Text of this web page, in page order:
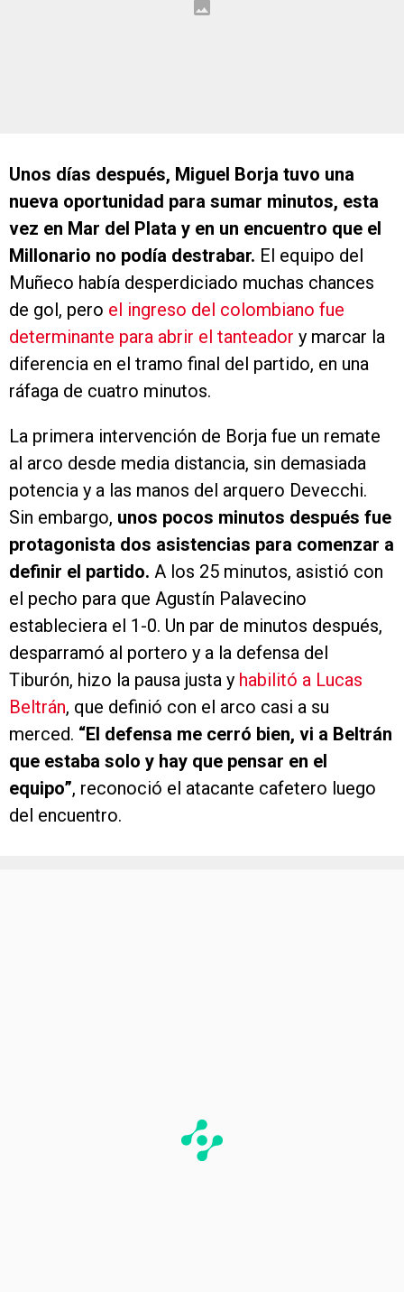
Unos días después, Miguel Borja tuvo una
nueva oportunidad para sumar minutos, esta
vez en Mar del Plata y en un encuentro que el
Millonario no podía destrabar. El equipo del
Muñeco había desperdiciado muchas chances
de gol, pero el ingreso del colombiano fue
determinante para abrir el tanteador y marcar la
diferencia en el tramo final del partido, en una
ráfaga de cuatro minutos.
La primera intervención de Borja fue un remate
al arco desde media distancia, sin demasiada
potencia y a las manos del arquero Devecchi.
Sin embargo, unos pocos minutos después fue
protagonista dos asistencias para comenzar a
definir el partido. A los 25 minutos, asistió con
el pecho para que Agustín Palavecino
estableciera el 1-0. Un par de minutos después,
desparramó al portero y a la defensa del
Tiburón, hizo la pausa justa y habilitó a Lucas
Beltrán, que definió con el arco casi a su
merced. “El defensa me cerró bien, vi a Beltrán
que estaba solo y hay que pensar en el
equipo”, reconoció el atacante cafetero luego
del encuentro.